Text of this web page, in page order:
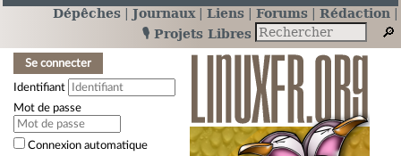
Dépêches Journaux Liens Forums
Rédaction
🎙️ Projets Libres
Se connecter
Identifiant
Mot de passe
Connexion automatique